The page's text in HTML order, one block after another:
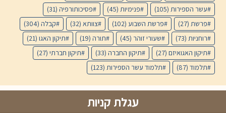
עשר הספירות (105) פנימיות (45) פסיכותורפיה (31)
פרשת (27) פרשת השבוע (102) צוותא (32) קבלה (304)
רוחניות (73) שעורי זוהר (45) תורה (19) תיקון האגו (21)
תיקון האגואיזם (27) תיקון החברה (33) תיקון חברתי (27)
תלמוד (87) תלמוד עשר הספירות (123)
עגלת קניות